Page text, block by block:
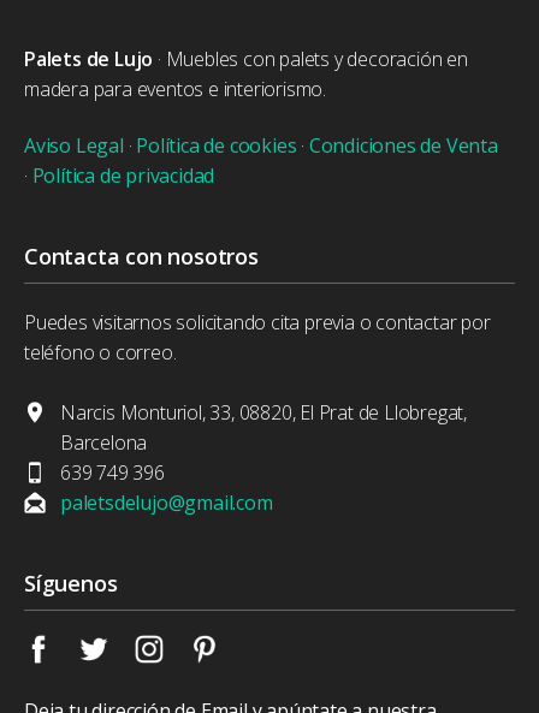
Palets de Lujo · Muebles con palets y decoración en
madera para eventos e interiorismo.
Aviso Legal · Política de cookies · Condiciones de Venta
· Política de privacidad
Contacta con nosotros
Puedes visitarnos solicitando cita previa o contactar por
teléfono o correo.
Narcis Monturiol, 33, 08820, El Prat de Llobregat,
Barcelona
639 749 396
paletsdelujo@gmail.com
Síguenos